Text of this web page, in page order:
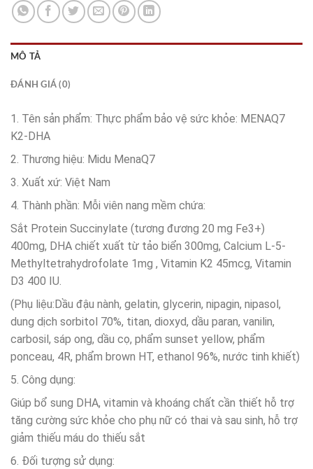
MÔ TẢ
ĐÁNH GIÁ (0)
1. Tên sản phẩm: Thực phẩm bảo vệ sức khỏe: MENAQ7
K2-DHA
2. Thương hiệu: Midu MenaQ7
3. Xuất xứ: Việt Nam
4. Thành phần: Mỗi viên nang mềm chứa:
Sắt Protein Succinylate (tương đương 20 mg Fe3+)
400mg, DHA chiết xuất từ tảo biển 300mg, Calcium L-5-
Methyltetrahydrofolate 1mg , Vitamin K2 45mcg, Vitamin
D3 400 IU.
(Phụ liệu:Dầu đậu nành, gelatin, glycerin, nipagin, nipasol,
dung dịch sorbitol 70%, titan, dioxyd, dầu paran, vanilin,
carbosil, sáp ong, dầu cọ, phẩm sunset yellow, phẩm
ponceau, 4R, phẩm brown HT, ethanol 96%, nước tinh khiết)
5. Công dụng:
Giúp bổ sung DHA, vitamin và khoáng chất cần thiết hỗ trợ
tăng cường sức khỏe cho phụ nữ có thai và sau sinh, hỗ trợ
giảm thiếu máu do thiếu sắt
6. Đối tượng sử dụng: